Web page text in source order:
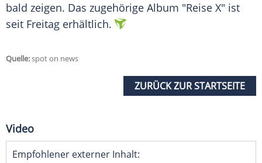
bald zeigen. Das zugehörige Album "Reise X" ist
seit Freitag erhältlich.
Quelle:spot on news
ZURÜCK ZUR STARTSEITE
Video
Empfohlener externer Inhalt: